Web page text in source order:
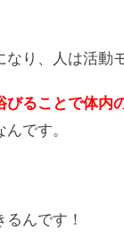
り、人は活動
びることで体内
んです。
んです！